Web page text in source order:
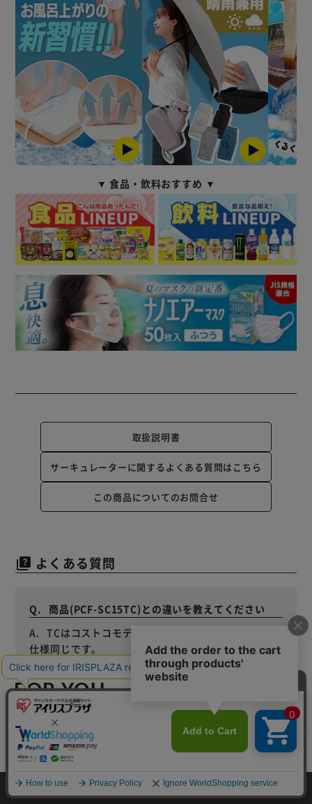
▼ 食品・飲料おすすめ ▼
取扱説明書
サーキュレーターに関するよくある質問はこちら
この商品についてのお問合せ
quiz よくある質問
商品(PCF-SC15TC)との違いを教えてください
TCはコストコモデルです。操作パネルが白以外は
仕様同じです。
FOR YOU
あなたにおすすめのアイテム
HOME 探す ログイン お気に入り お知らせ